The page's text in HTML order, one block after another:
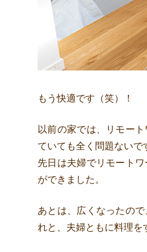
もう快適です（笑）！
以前の家では、リモー
ていても全く問題ないで
先日は夫婦でリモート
ができました。
あとは、広くなったの
れと、夫婦ともに料理を